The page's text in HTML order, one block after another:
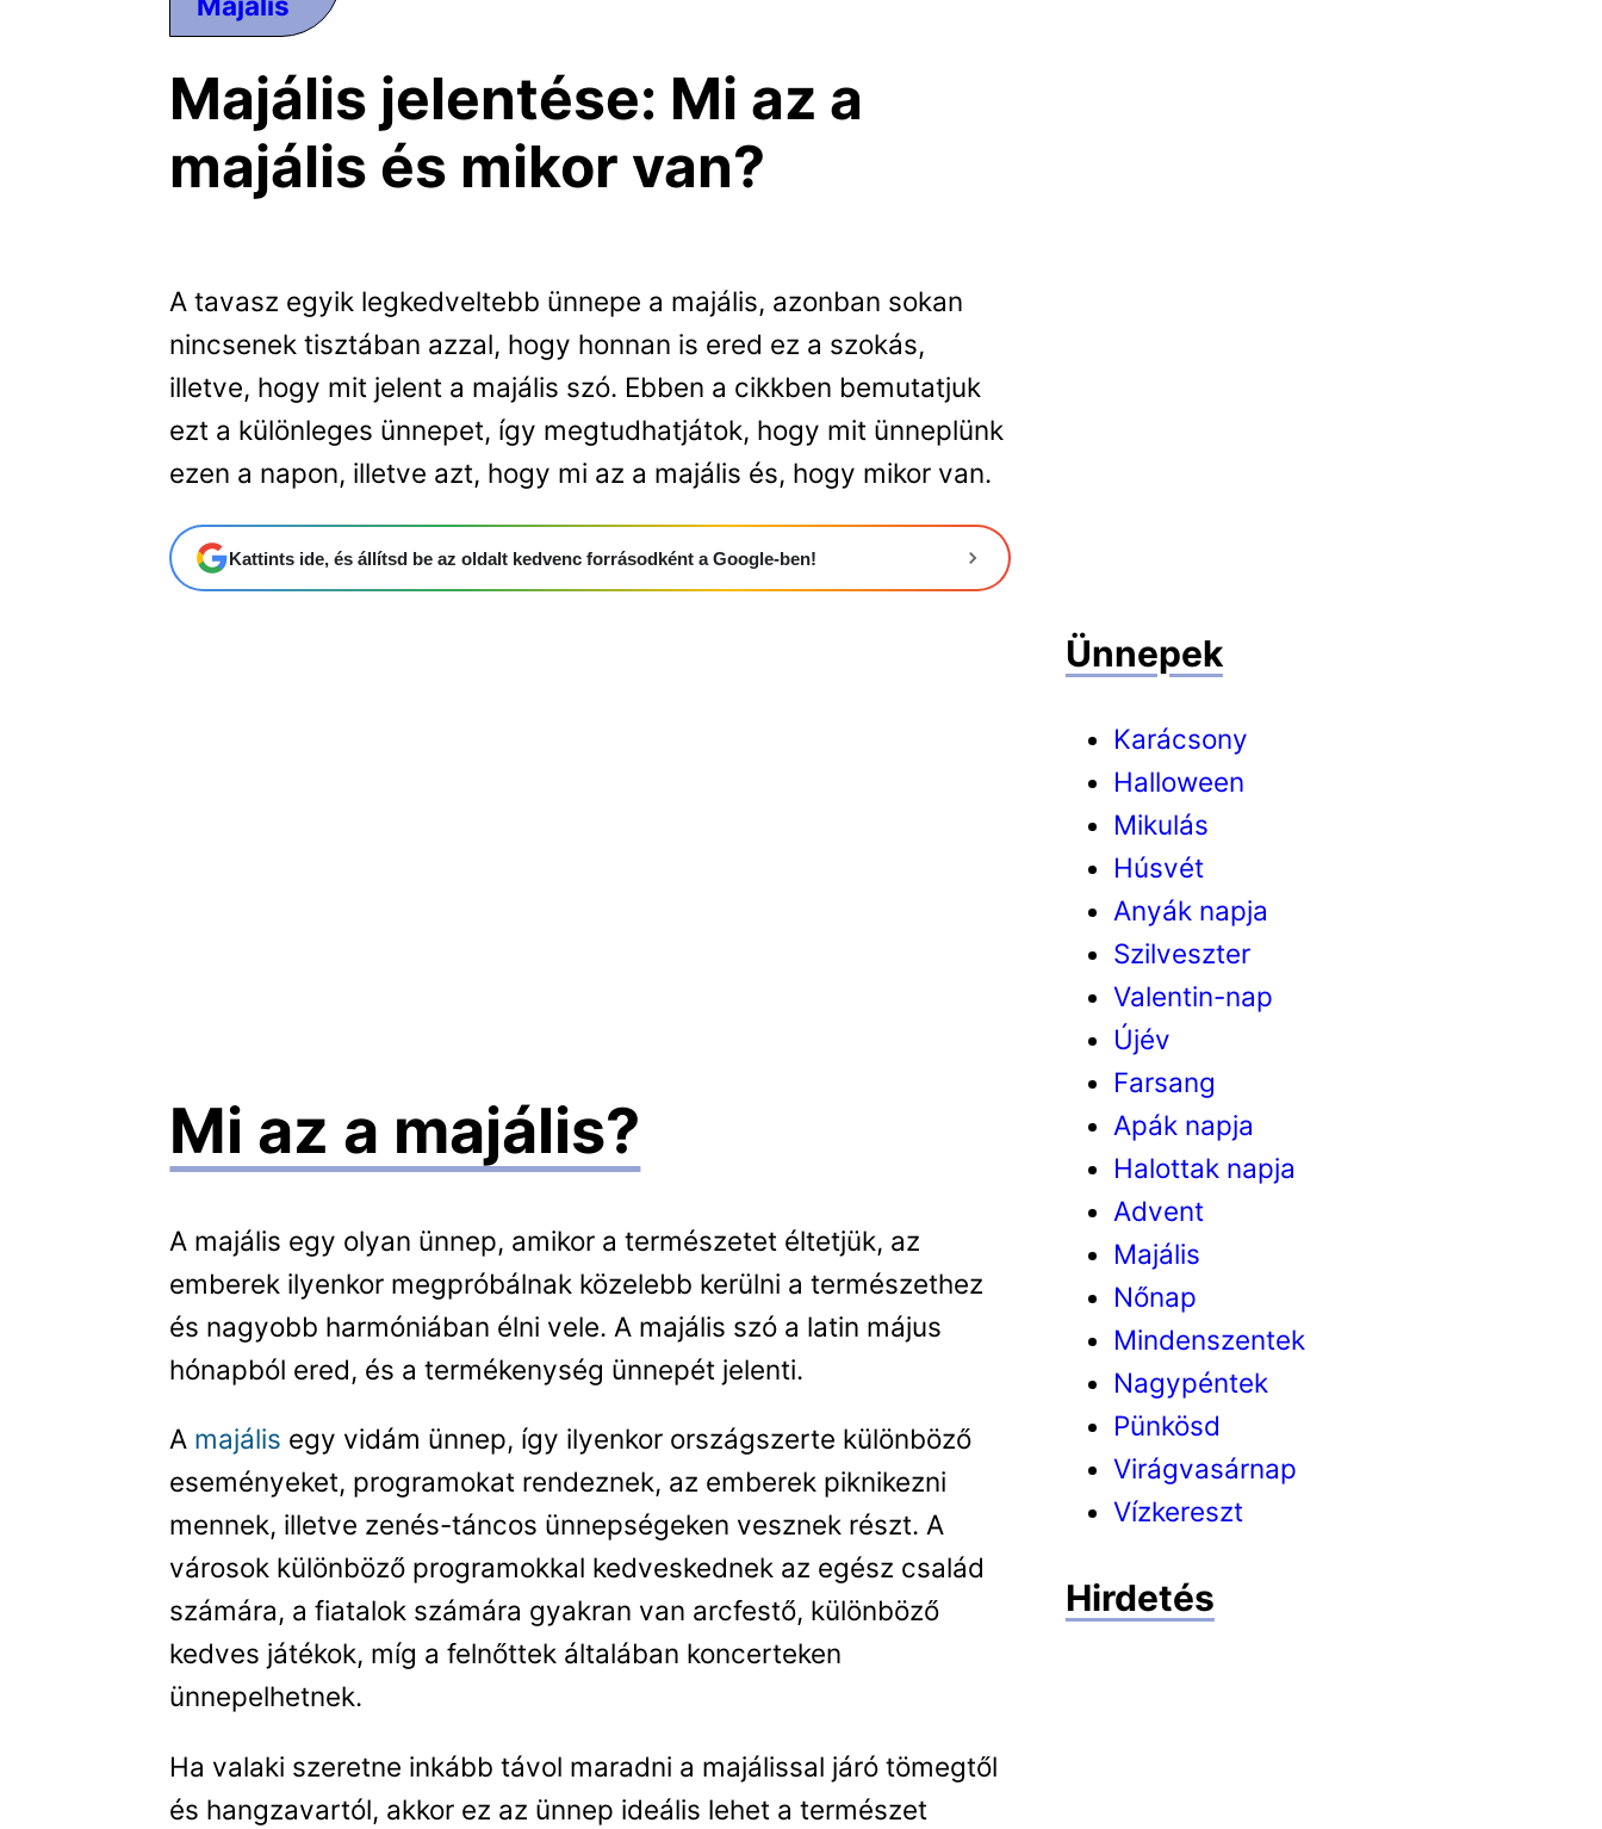
Majális jelentése: Mi az a
majális és mikor van?
A tavasz egyik legkedveltebb ünnepe a majális, azonban sokan
nincsenek tisztában azzal, hogy honnan is ered ez a szokás,
illetve, hogy mit jelent a majális szó. Ebben a cikkben bemutatjuk
ezt a különleges ünnepet, így megtudhatjátok, hogy mit ünneplünk
ezen a napon, illetve azt, hogy mi az a majális és, hogy mikor van.
Kattints ide, és állítsd be az oldalt kedvenc forrásodként a Google-ben!
Mi az a majális?
A majális egy olyan ünnep, amikor a természetet éltetjük, az
emberek ilyenkor megpróbálnak közelebb kerülni a természethez
és nagyobb harmóniában élni vele. A majális szó a latin május
hónapból ered, és a termékenység ünnepét jelenti.
A majális egy vidám ünnep, így ilyenkor országszerte különböző
eseményeket, programokat rendeznek, az emberek piknikezni
mennek, illetve zenés-táncos ünnepségeken vesznek részt. A
városok különböző programokkal kedveskednek az egész család
számára, a fiatalok számára gyakran van arcfestő, különböző
kedves játékok, míg a felnőttek általában koncerteken
ünnepelhetnek.
Ha valaki szeretne inkább távol maradni a majálissal járó tömegtől
és hangzavartól, akkor ez az ünnep ideális lehet a természet
Ünnepek
Karácsony
Halloween
Mikulás
Húsvét
Anyák napja
Szilveszter
Valentin-nap
Újév
Farsang
Apák napja
Halottak napja
Advent
Majális
Nőnap
Mindenszentek
Nagypéntek
Pünkösd
Virágvasárnap
Vízkereszt
Hirdetés